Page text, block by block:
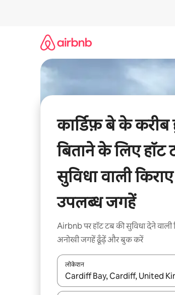
कार्डिफ़ बे के करीब
बिताने के लिए हॉट
सुविधा वाली
उपलब्ध जगहें
Airbnb पर हॉट टब की सुविधा देने वाली
अनोखी जगहें ढूँढ़ें और बुक करें
लोकेशन
नतीजों के उपलब्ध होने पर, अप और डाउन